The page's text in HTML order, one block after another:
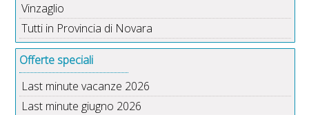
Vinzaglio
Tutti in Provincia di Novara
Offerte speciali
Last minute vacanze 2026
Last minute giugno 2026